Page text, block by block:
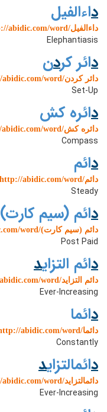
داءالفیل
http://abidic.com/word/داءالفیل
Elephantiasis
دائر کردن
http://abidic.com/word/دائر کردن
Set-Up
دائره کش
http://abidic.com/word/دائره کش
Compass
دائم
http://abidic.com/word/دائم
Steady
دائم (سیم کارت)
http://abidic.com/word/دائم (سیم کارت)
Post Paid
دائم التزاید
http://abidic.com/word/دائم التزاید
Ever-Increasing
دائما
http://abidic.com/word/دائما
Constantly
دائمالتزاید
http://abidic.com/word/دائمالتزاید
Ever-Increasing